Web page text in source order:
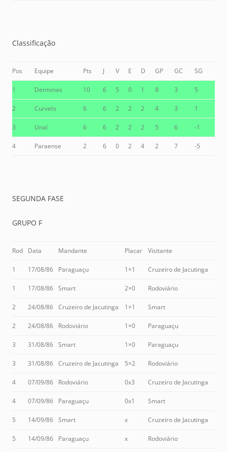
Classificação
Pos Equipe Pts J V E D GP GC SG
1 Derminas 10 6 5 0 1 8 3 5
2 Curvelo 6 6 2 2 2 4 3 1
3 Unaí 6 6 2 2 2 5 6 -1
4 Paraense 2 6 0 2 4 2 7 -5
SEGUNDA FASE
GRUPO F
Rod Data Mandante Placar Visitante
1 17/08/86 Paraguaçu 1×1 Cruzeiro de Jacutinga
1 17/08/86 Smart 2×0 Rodoviário
2 24/08/86 Cruzeiro de Jacutinga 1×1 Smart
2 24/08/86 Rodoviário 1×0 Paraguaçu
3 31/08/86 Smart 1×0 Paraguaçu
3 31/08/86 Cruzeiro de Jacutinga 5×2 Rodoviário
4 07/09/86 Rodoviário 0x3 Cruzeiro de Jacutinga
4 07/09/86 Paraguaçu 0x1 Smart
5 14/09/86 Smart x Cruzeiro de Jacutinga
5 14/09/86 Paraguaçu x Rodoviário